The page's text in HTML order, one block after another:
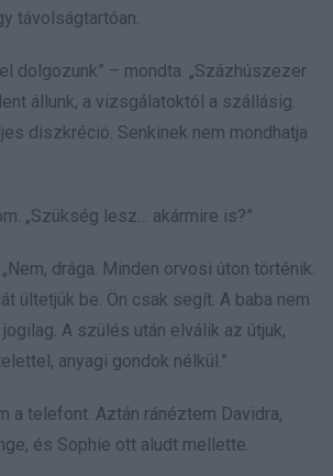
távolságtartóan.
dolgozunk” – mondta. „Százhúszezer
állunk, a vizsgálatoktól a szállásig.
diszkréció. Senkinek nem mondhatja
„Szükség lesz… akármire is?”
drága. Minden orvosi úton történik.
ültetjük be. Ön csak segít. A baba nem
A szülés után elválik az útjuk,
anyagi gondok nélkül.”
a telefont. Aztán ránéztem Davidra,
és Sophie ott aludt mellette.